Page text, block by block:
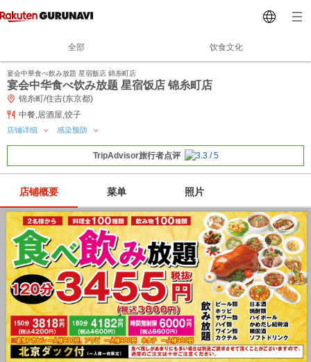
全部 饮食文化
宴会中華食べ飲み放題 星宿飯店 錦糸町店
宴会中华食べ饮み放题 星宿饭店 锦糸町店
锦糸町/住吉(东京都)
中餐,居酒屋,饺子
店铺详细 感染预防
TripAdvisor旅行者点评
店铺概要 菜单 照片